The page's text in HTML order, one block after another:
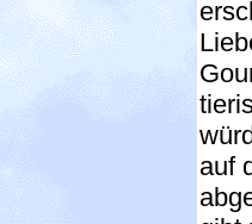
auf